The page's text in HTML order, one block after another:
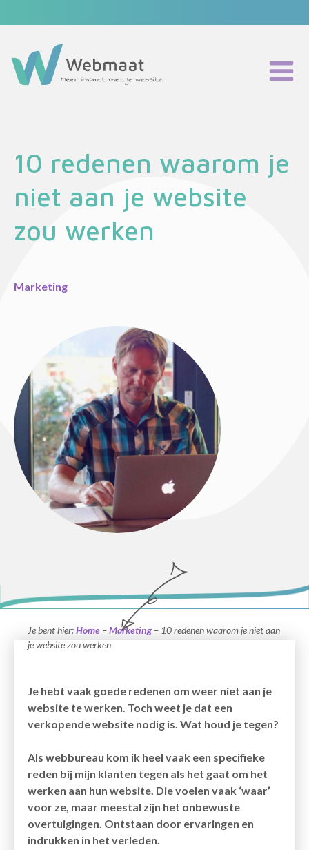
10 redenen waarom je
niet aan je website
zou werken
Marketing
Je bent hier:Home –Marketing – 10 redenen waarom je niet aan
je website zou werken
Je hebt vaak goede redenen om weer niet aan je
website te werken. Toch weet je dat een
verkopende website nodig is. Wat houd je tegen?
Als webbureau kom ik heel vaak een specifieke
reden bij mijn klanten tegen als het gaat om het
werken aan hun website. Die voelen vaak ‘waar’
voor ze, maar meestal zijn het onbewuste
overtuigingen. Ontstaan door ervaringen en
indrukken in het verleden.
Maatwerk website
Website onderhoud
Podcast
Blog
Partners
Contact
Eerste stap